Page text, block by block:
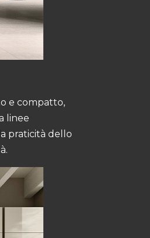
e compatto,
linee
praticità dello